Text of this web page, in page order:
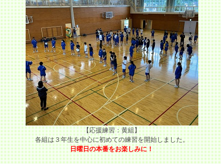
【応援練習：黄組】
各組は３年生を中心に初めての練習を開始しました。
日曜日の本番をお楽しみに！